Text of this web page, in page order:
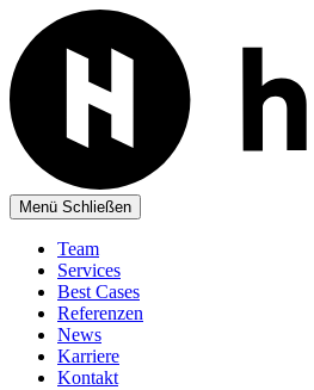
Menü Schließen
Team
Services
Best Cases
Referenzen
News
Karriere
Kontakt